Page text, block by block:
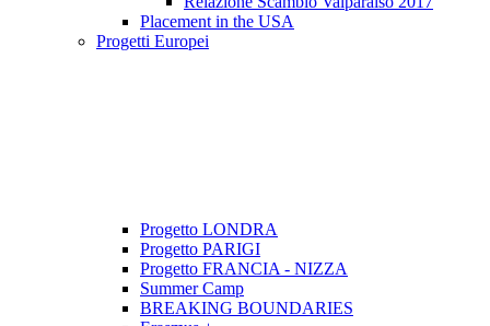
Placement in the USA
Progetti Europei
Progetto LONDRA
Progetto PARIGI
Progetto FRANCIA - NIZZA
Summer Camp
BREAKING BOUNDARIES